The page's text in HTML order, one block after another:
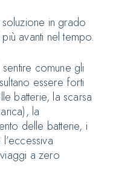
soluzione in grado
avanti nel tempo.
comune gli
essere forti
batterie, la scarsa
la
delle batterie, i
a zero